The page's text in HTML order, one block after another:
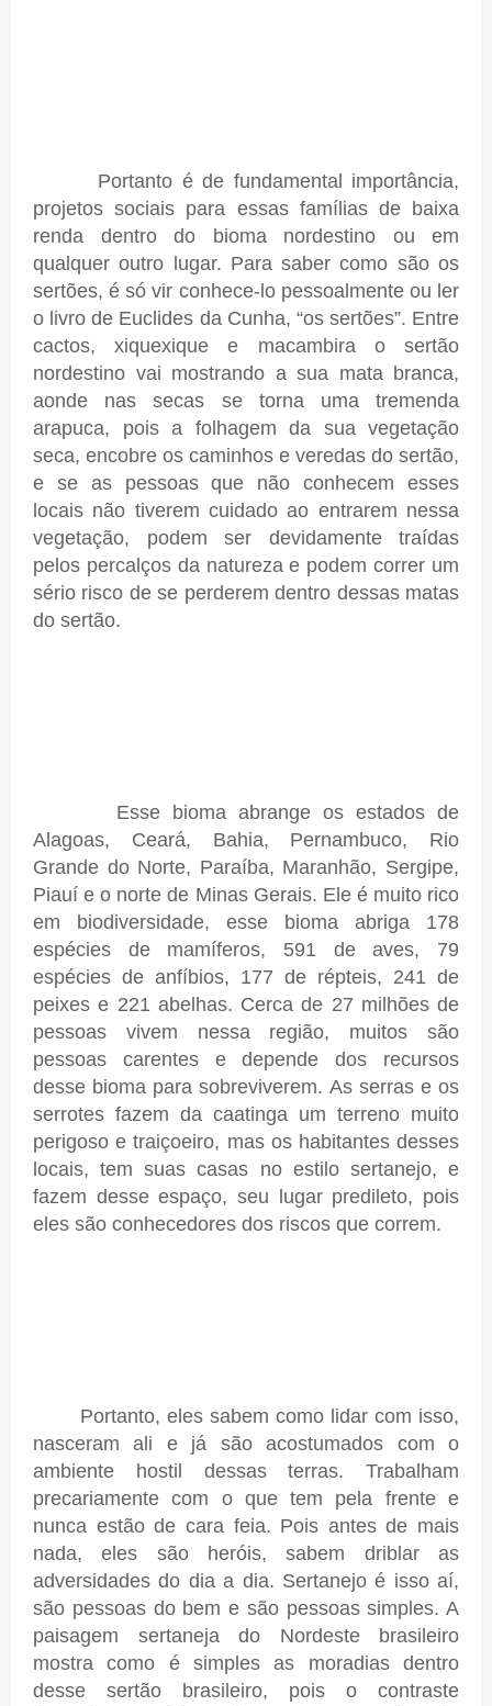
Portanto é de fundamental importância,
projetos sociais para essas famílias de baixa
renda dentro do bioma nordestino ou em
qualquer outro lugar. Para saber como são os
sertões, é só vir conhece-lo pessoalmente ou ler
o livro de Euclides da Cunha, “os sertões”. Entre
cactos, xiquexique e macambira o sertão
nordestino vai mostrando a sua mata branca,
aonde nas secas se torna uma tremenda
arapuca, pois a folhagem da sua vegetação
seca, encobre os caminhos e veredas do sertão,
e se as pessoas que não conhecem esses
locais não tiverem cuidado ao entrarem nessa
vegetação, podem ser devidamente traídas
pelos percalços da natureza e podem correr um
sério risco de se perderem dentro dessas matas
do sertão.
Esse bioma abrange os estados de
Alagoas, Ceará, Bahia, Pernambuco, Rio
Grande do Norte, Paraíba, Maranhão, Sergipe,
Piauí e o norte de Minas Gerais. Ele é muito rico
em biodiversidade, esse bioma abriga 178
espécies de mamíferos, 591 de aves, 79
espécies de anfíbios, 177 de répteis, 241 de
peixes e 221 abelhas. Cerca de 27 milhões de
pessoas vivem nessa região, muitos são
pessoas carentes e depende dos recursos
desse bioma para sobreviverem. As serras e os
serrotes fazem da caatinga um terreno muito
perigoso e traiçoeiro, mas os habitantes desses
locais, tem suas casas no estilo sertanejo, e
fazem desse espaço, seu lugar predileto, pois
eles são conhecedores dos riscos que correm.
Portanto, eles sabem como lidar com isso,
nasceram ali e já são acostumados com o
ambiente hostil dessas terras. Trabalham
precariamente com o que tem pela frente e
nunca estão de cara feia. Pois antes de mais
nada, eles são heróis, sabem driblar as
adversidades do dia a dia. Sertanejo é isso aí,
são pessoas do bem e são pessoas simples. A
paisagem sertaneja do Nordeste brasileiro
mostra como é simples as moradias dentro
desse sertão brasileiro, pois o contraste